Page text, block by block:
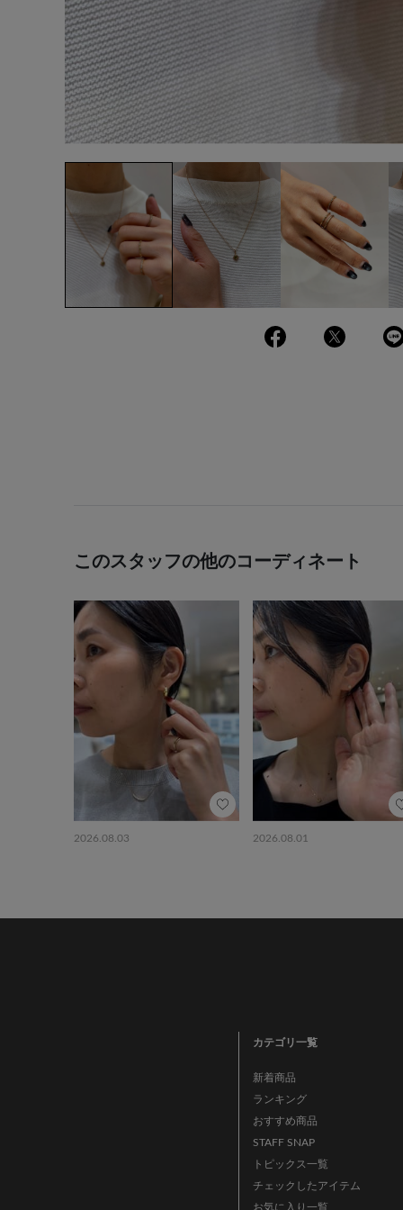
このスタッフの他のコーディネート
2026.08.03 2026.08.01
カテゴリ一覧
新着商品
ランキング
おすすめ商品
STAFF SNAP
トピックス一覧
チェックしたアイテム
お気に入り一覧